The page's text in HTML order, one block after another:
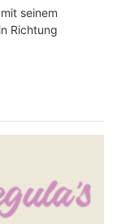
seinem
Richtung